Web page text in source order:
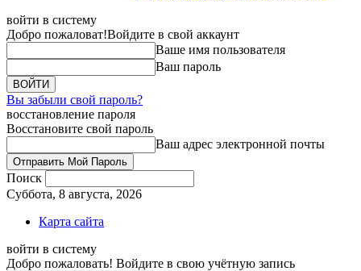
войти в систему
Добро пожаловат!Войдите в свой аккаунт
Ваше имя пользователя
Ваш пароль
Вы забыли свой пароль?
восстановление пароля
Восстановите свой пароль
Ваш адрес электронной почты
Поиск
Суббота, 8 августа, 2026
Карта сайта
войти в систему
Добро пожаловать! Войдите в свою учётную запись